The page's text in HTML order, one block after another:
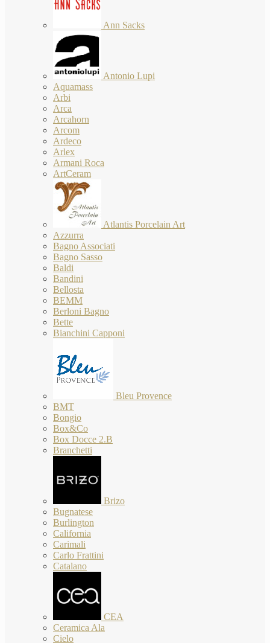
Ann Sacks
Antonio Lupi
Aquamass
Arbi
Arca
Arcahorn
Arcom
Ardeco
Arlex
Armani Roca
ArtCeram
Atlantis Porcelain Art
Azzurra
Bagno Associati
Bagno Sasso
Baldi
Bandini
Bellosta
BEMM
Berloni Bagno
Bette
Bianchini Capponi
Bleu Provence
BMT
Bongio
Box&Co
Box Docce 2.B
Branchetti
Brizo
Bugnatese
Burlington
California
Carimali
Carlo Frattini
Catalano
CEA
Ceramica Ala
Cielo